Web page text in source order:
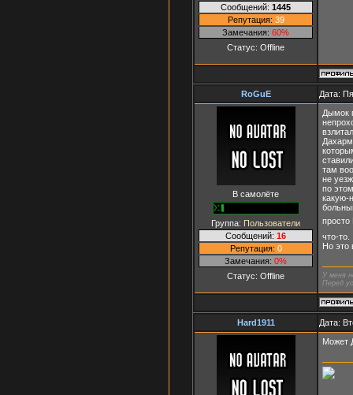
Сообщений: 1445
Репутация: 39
Замечания: 60%
Статус: Offline
RoGuE Дата:
В самолёте
Группа: Пользователи
Сообщений: 16
Репутация: 0
Замечания: 0%
Статус: Offline
Дымок
там
не
по
какую-
что-то.
Но это
У меня
Перед
Hard1911
Дата:
Может